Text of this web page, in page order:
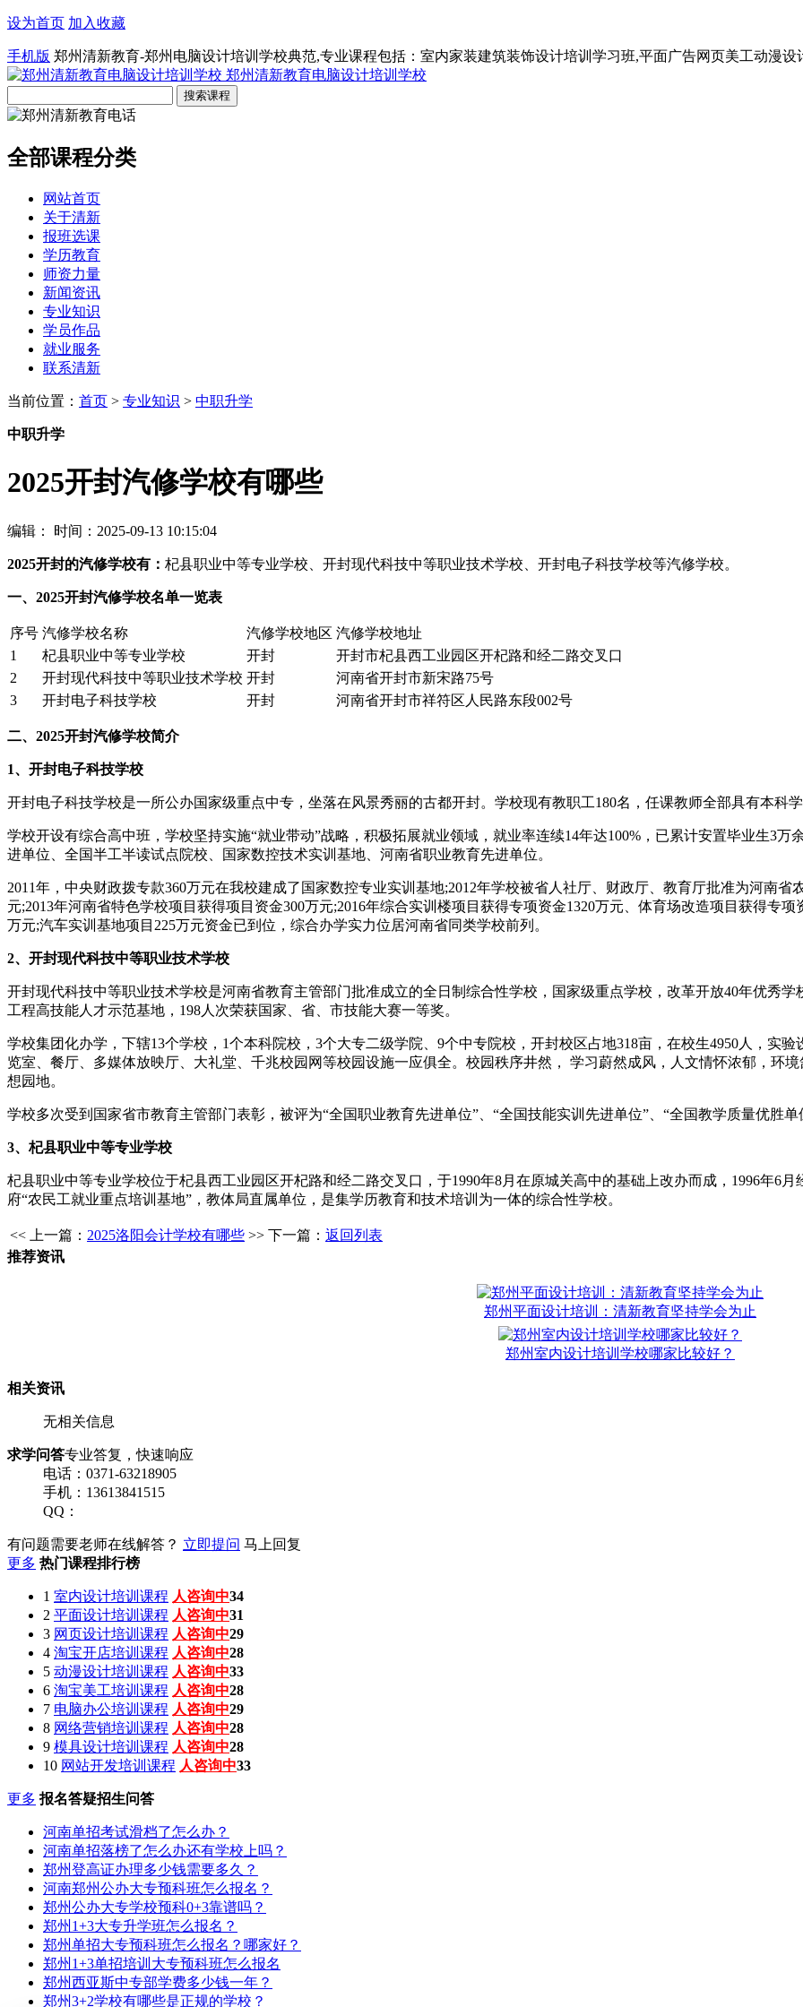
设为首页 加入收藏
手机版 郑州清新教育-郑州电脑设计培训学校典范,专业课程包括：室内家装建筑装饰设计培训学习班,平面广告网页美工动漫
郑州清新教育电脑设计培训学校
全部课程分类
网站首页
关于清新
报班选课
学历教育
师资力量
新闻资讯
专业知识
学员作品
就业服务
联系清新
当前位置： 首页 > 专业知识 > 中职升学
中职升学
2025开封汽修学校有哪些
编辑： 时间：2025-09-13 10:15:04
2025开封的汽修学校有： 杞县职业中等专业学校、开封现代科技中等职业技术学校、开封电子科技学校等汽修学校。
一、2025开封汽修学校名单一览表
序号 汽修学校名称 汽修学校地区 汽修学校地址
1
杞县职业中等专业学校 开封
开封市杞县西工业园区开杞路和经二路交叉口
2
开封现代科技中等职业技术学校 开封
河南省开封市新宋路75号
3
开封电子科技学校 开封 河南省开封市祥符区人民路东段002号
二、2025开封汽修学校简介
1、开封电子科技学校
开封电子科技学校是一所公办国家级重点中专，坐落在风景秀丽的古都开封。学校现有教职工180名，任课教师全部具有本科学
学校开设有综合高中班，学校坚持实施“就业带动”战略，积极拓展就业领域，就业率连续14年达100%，已累计安置毕业生3
进单位、全国半工半读试点院校、国家数控技术实训基地、河南省职业教育先进单位。
2011年，中央财政拨专款360万元在我校建成了国家数控专业实训基地;2012年学校被省人社厅、财政厅、教育厅批准为河南
元;2013年河南省特色学校项目获得项目资金300万元;2016年综合实训楼项目获得专项资金1320万元、体育场改造项目获得专
万元;汽车实训基地项目225万元资金已到位，综合办学实力位居河南省同类学校前列。
2、开封现代科技中等职业技术学校
开封现代科技中等职业技术学校是河南省教育主管部门批准成立的全日制综合性学校，国家级重点学校，改革开放40年优秀
工程高技能人才示范基地，198人次荣获国家、省、市技能大赛一等奖。
学校集团化办学，下辖13个学校，1个本科院校，3个大专二级学院、9个中专院校，开封校区占地318亩，在校生4950人，实
览室、餐厅、多媒体放映厅、大礼堂、千兆校园网等校园设施一应俱全。校园秩序井然， 学习蔚然成风，人文情怀浓郁，环
想园地。
学校多次受到国家省市教育主管部门表彰，被评为“全国职业教育先进单位”、“全国技能实训先进单位”、“全国教学质量优胜单
3、杞县职业中等专业学校
杞县职业中等专业学校位于杞县西工业园区开杞路和经二路交叉口，于1990年8月在原城关高中的基础上改办而成，1996年6
府“农民工就业重点培训基地”，教体局直属单位，是集学历教育和技术培训为一体的综合性学校。
<< 上一篇： 2025洛阳会计学校有哪些 >> 下一篇： 返回列表
推荐资讯
郑州平面设计培训：清新教育坚持学会为止
郑州室内设计培训学校哪家比较好？
相关资讯
无相关信息
求学问答专业答复，快速响应
电话：0371-63218905
手机：13613841515
QQ：
有问题需要老师在线解答？ 立即提问 马上回复
更多 热门课程排行榜
1 室内设计培训课程 人咨询中34
2 平面设计培训课程 人咨询中31
3 网页设计培训课程 人咨询中29
4 淘宝开店培训课程 人咨询中28
5 动漫设计培训课程 人咨询中33
6 淘宝美工培训课程 人咨询中28
7 电脑办公培训课程 人咨询中29
8 网络营销培训课程 人咨询中28
9 模具设计培训课程 人咨询中28
10 网站开发培训课程 人咨询中33
更多 报名答疑招生问答
河南单招考试滑档了怎么办？
河南单招落榜了怎么办还有学校上吗？
郑州登高证办理多少钱需要多久？
河南郑州公办大专预科班怎么报名？
郑州公办大专学校预科0+3靠谱吗？
郑州1+3大专升学班怎么报名？
郑州单招大专预科班怎么报名？哪家好？
郑州1+3单招培训大专预科班怎么报名
郑州西亚斯中专部学费多少钱一年？
郑州3+2学校有哪些是正规的学校？